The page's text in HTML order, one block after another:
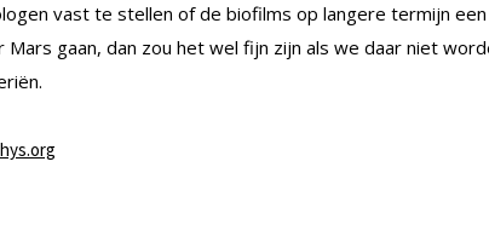
vast te stellen of de biofilms op langere termijn
Mars gaan, dan zou het wel fijn zijn als we daar niet